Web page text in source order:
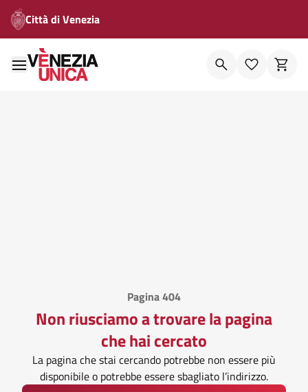
Città di Venezia
Pagina 404
Non riusciamo a trovare la pagina
che hai cercato
La pagina che stai cercando potrebbe non essere più
disponibile o potrebbe essere sbagliato l’indirizzo.